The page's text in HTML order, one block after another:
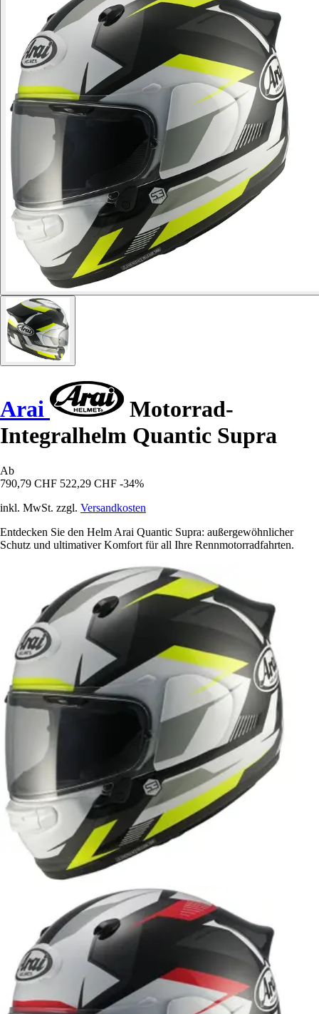
Arai
Motorrad-
Integralhelm Quantic Supra
Ab
790,79 CHF 522,29 CHF -34%
inkl. MwSt. zzgl. Versandkosten
Entdecken Sie den Helm Arai Quantic Supra: außergewöhnlicher
Schutz und ultimativer Komfort für all Ihre Rennmotorradfahrten.